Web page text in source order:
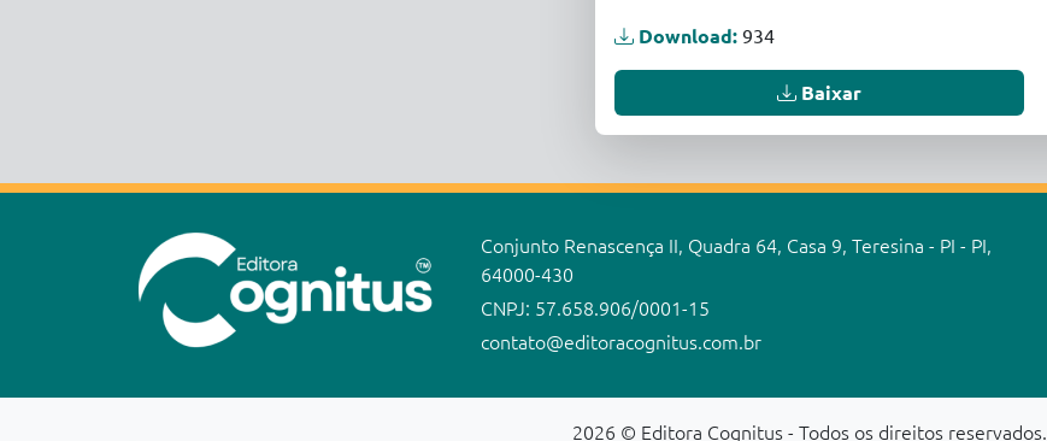
Download: 934
Baixar
Conjunto Renascença II, Quadra 64, Casa 9, Teresina - PI - PI,
64000-430
CNPJ: 57.658.906/0001-15
contato@editoracognitus.com.br
2026 © Editora Cognitus - Todos os direitos reservados.